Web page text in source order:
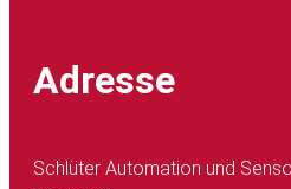
Adresse
Schlüter Automation und